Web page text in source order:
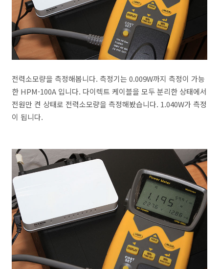
전력소모량을 측정해봅니다. 측정기는 0.009W까지 측정이 가능
한 HPM-100A 입니다. 다이렉트 케이블을 모두 분리한 상태에서
전원만 켠 상태로 전력소모량을 측정해봤습니다. 1.040W가 측정
이 됩니다.